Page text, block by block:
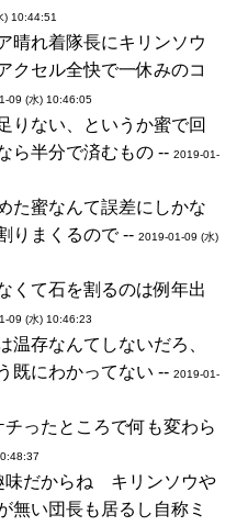
) 10:44:51
晴れ着隊長にキリンソウ
クセル全快で一休みのコ
09 (水) 10:46:05
りない、というか蜜で回
ら半分で済むもの -- 2019-01-
た蜜なんて誤差にしかな
りまくるので -- 2019-01-09 (水)
くて石を割るのは例年出
09 (水) 10:46:23
温存なんてしないだろ、
既にわかってない -- 2019-01-
ったところで何も変わら
味だからね キリンソウや
無い団長も居るし自称ミ